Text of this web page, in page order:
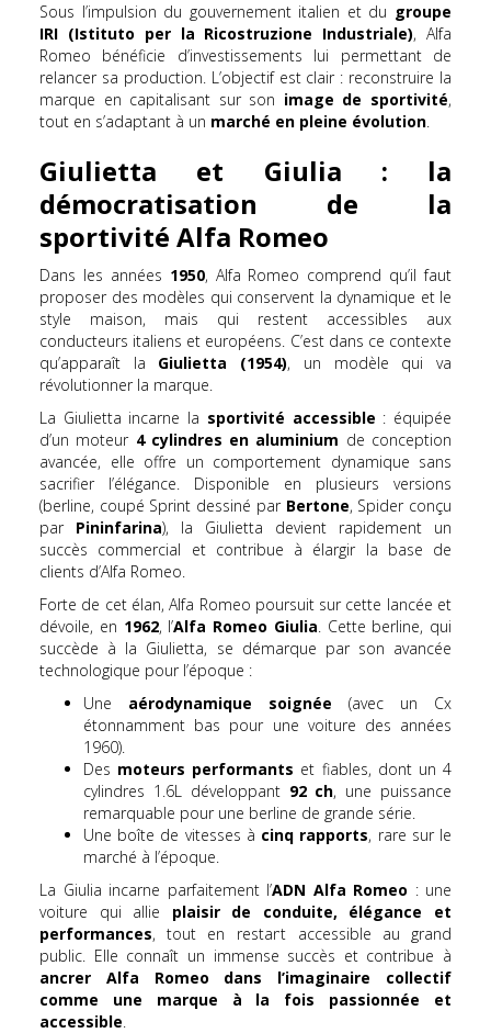
Sous l’impulsion du gouvernement italien et du groupe
IRI (Istituto per la Ricostruzione Industriale), Alfa
Romeo bénéficie d’investissements lui permettant de
relancer sa production. L’objectif est clair : reconstruire la
marque en capitalisant sur son image de sportivité,
tout en s’adaptant à un marché en pleine évolution.
Giulietta et Giulia : la
démocratisation de la
sportivité Alfa Romeo
Dans les années 1950, Alfa Romeo comprend qu’il faut
proposer des modèles qui conservent la dynamique et le
style maison, mais qui restent accessibles aux
conducteurs italiens et européens. C’est dans ce contexte
qu’apparaît la Giulietta (1954), un modèle qui va
révolutionner la marque.
La Giulietta incarne la sportivité accessible : équipée
d’un moteur 4 cylindres en aluminium de conception
avancée, elle offre un comportement dynamique sans
sacrifier l’élégance. Disponible en plusieurs versions
(berline, coupé Sprint dessiné par Bertone, Spider conçu
par Pininfarina), la Giulietta devient rapidement un
succès commercial et contribue à élargir la base de
clients d’Alfa Romeo.
Forte de cet élan, Alfa Romeo poursuit sur cette lancée et
dévoile, en 1962, l’Alfa Romeo Giulia. Cette berline, qui
succède à la Giulietta, se démarque par son avancée
technologique pour l’époque :
Une aérodynamique soignée (avec un Cx
étonnamment bas pour une voiture des années
1960).
Des moteurs performants et fiables, dont un 4
cylindres 1.6L développant 92 ch, une puissance
remarquable pour une berline de grande série.
Une boîte de vitesses à cinq rapports, rare sur le
marché à l’époque.
La Giulia incarne parfaitement l’ADN Alfa Romeo : une
voiture qui allie plaisir de conduite, élégance et
performances, tout en restant accessible au grand
public. Elle connaît un immense succès et contribue à
ancrer Alfa Romeo dans l’imaginaire collectif
comme une marque à la fois passionnée et
accessible.